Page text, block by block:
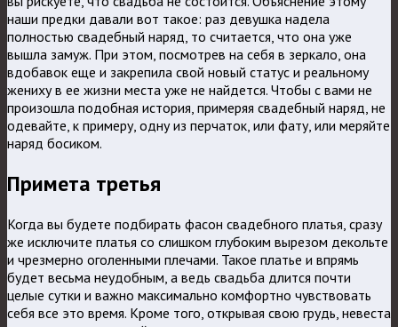
наши предки давали вот такое: раз девушка надела
полностью свадебный наряд, то считается, что она уже
вышла замуж. При этом, посмотрев на себя в зеркало, она
вдобавок еще и закрепила свой новый статус и реальному
жениху в ее жизни места уже не найдется. Чтобы с вами не
произошла подобная история, примеряя свадебный наряд, не
одевайте, к примеру, одну из перчаток, или фату, или меряйте
наряд босиком.
Примета третья
Когда вы будете подбирать фасон свадебного платья, сразу
же исключите платья со слишком глубоким вырезом декольте
и чрезмерно оголенными плечами. Такое платье и впрямь
будет весьма неудобным, а ведь свадьба длится почти
целые сутки и важно максимально комфортно чувствовать
себя все это время. Кроме того, открывая свою грудь, невеста